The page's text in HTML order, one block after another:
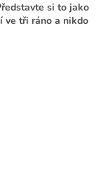
si to jako
ve tři ráno a nikdo